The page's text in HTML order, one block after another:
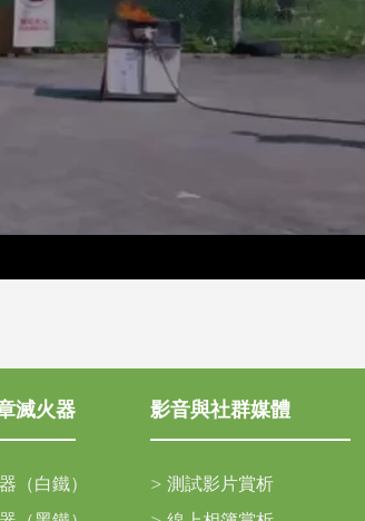
滅火器
（白鐵）
影音與社群媒體
> 測試影片賞析